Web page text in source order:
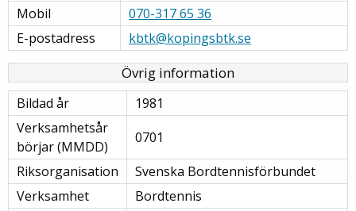
Mobil
070-317 65 36
E-postadress
kbtk@kopingsbtk.se
Övrig information
Bildad år
1981
Verksamhetsår
börjar (MMDD)
0701
Riksorganisation
Svenska Bordtennisförbundet
Verksamhet
Bordtennis